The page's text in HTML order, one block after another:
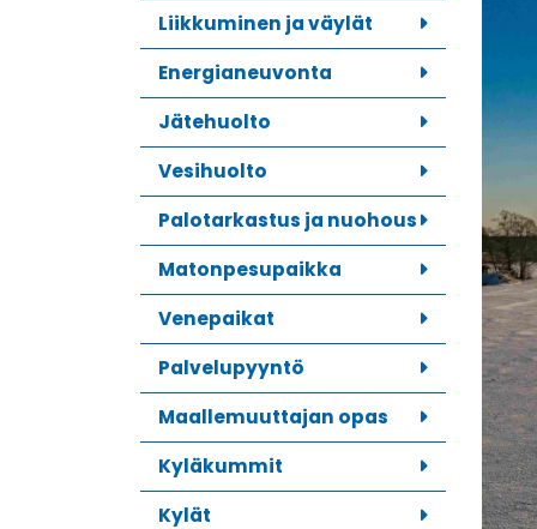
Liikkuminen ja väylät
Energianeuvonta
Jätehuolto
Vesihuolto
Palotarkastus ja nuohous
Matonpesupaikka
Venepaikat
Palvelupyyntö
Maallemuuttajan opas
Kyläkummit
Kylät